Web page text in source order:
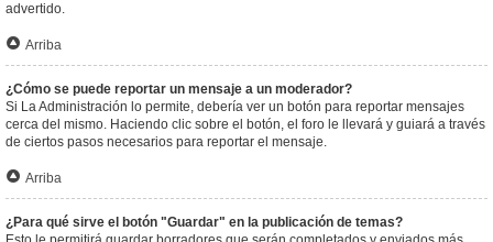
advertido.
Arriba
¿Cómo se puede reportar un mensaje a un moderador?
Si La Administración lo permite, debería ver un botón para reportar mensajes
cerca del mismo. Haciendo clic sobre el botón, el foro le llevará y guiará a través
de ciertos pasos necesarios para reportar el mensaje.
Arriba
¿Para qué sirve el botón "Guardar" en la publicación de temas?